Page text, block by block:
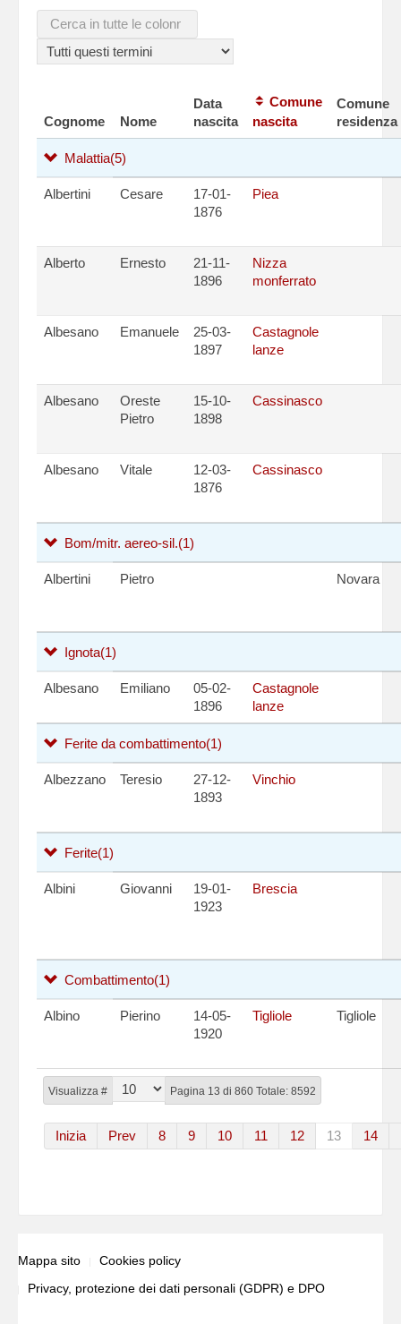
Cognome Nome
Data
nascita
Comune
nascita
Comune
residenza
Visualizza # Pagina 13 di 860 Totale: 8592
Inizia Prev 8 9 10 11 12 13 14
Malattia(5)
Albertini Cesare
17-01-
1876
Piea
Alberto Ernesto
21-11-
1896
Nizza
monferrato
Albesano Emanuele
25-03-
1897
Castagnole
lanze
Albesano
Oreste
Pietro
15-10-
1898
Cassinasco
Albesano Vitale
12-03-
1876
Cassinasco
Bom/mitr. aereo-sil.(1)
Albertini Pietro Novara
Ignota(1)
Albesano Emiliano
05-02-
1896
Castagnole
lanze
Ferite da combattimento(1)
Albezzano Teresio
27-12-
1893
Vinchio
Ferite(1)
Albini Giovanni
19-01-
1923
Brescia
Combattimento(1)
Albino Pierino
14-05-
1920
Tigliole Tigliole
Mappa sito
Cookies policy
Privacy, protezione dei dati personali (GDPR) e DPO